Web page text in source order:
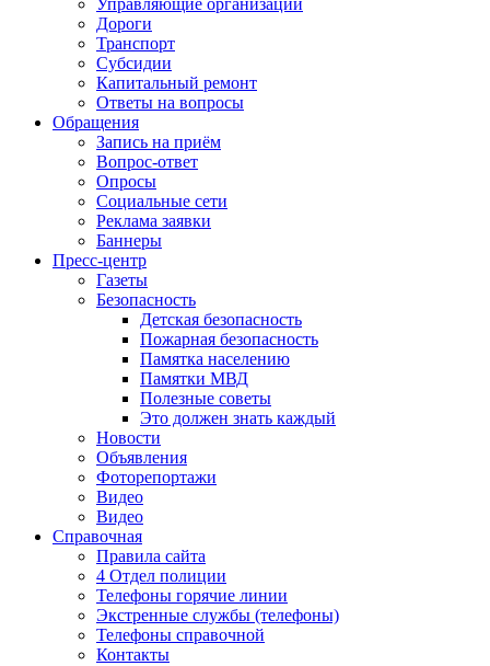
Управляющие организации
Дороги
Транспорт
Субсидии
Капитальный ремонт
Ответы на вопросы
Обращения
Запись на приём
Вопрос-ответ
Опросы
Социальные сети
Реклама заявки
Баннеры
Пресс-центр
Газеты
Безопасность
Детская безопасность
Пожарная безопасность
Памятка населению
Памятки МВД
Полезные советы
Это должен знать каждый
Новости
Объявления
Фоторепортажи
Видео
Видео
Справочная
Правила сайта
4 Отдел полиции
Телефоны горячие линии
Экстренные службы (телефоны)
Телефоны справочной
Контакты